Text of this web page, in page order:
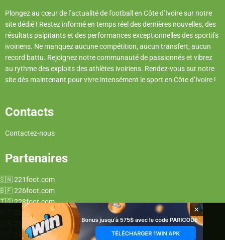
Plongez au cœur de l’actualité de football en Côte d’Ivoire sur notre
site dédié ! Restez informé en temps réel des dernières nouvelles, des
résultats palpitants et des performances exceptionnelles des sportifs
ivoiriens. Ne manquez aucune compétition, aucun transfert, aucun
record battu. Rejoignez notre communauté de passionnés et vibrez
au rythme des exploits des athlètes ivoiriens. Rendez-vous sur notre
site dès maintenant pour vivre intensément le sport en Côte d’Ivoire !
Contacts
Contactez-nous
Partenaires
221foot.com
226foot.com
228foot.com
229foot.com
237foot.com
243foot.com
×